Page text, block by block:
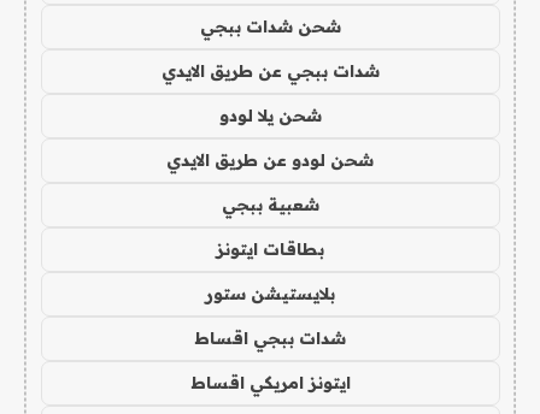
شحن شدات ببجي
شدات ببجي عن طريق الايدي
شحن يلا لودو
شحن لودو عن طريق الايدي
شعبية ببجي
بطاقات ايتونز
بلايستيشن ستور
شدات ببجي اقساط
ايتونز امريكي اقساط